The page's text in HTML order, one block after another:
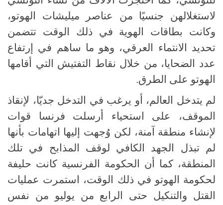
لاستغلالهن جنسيًا من عناصر ميليشات الهوتو،
وكانت بطاقات الهوية في ذلك الوقت تتضمن
تحديد الانتماء العرقي، وهو ما ساهم في إرتفاع
عدد الضحايا، من خلال نقاط التفتيش التي أقامها
الهوتو على الطرق.
لم يتدخل العالم، أو يرغب في التدخل جديّا، لإنقاذ
الموقف، على استحياء أرسلت فرنسا قوات
لإنشاء منطقة آمنة، لكن وُجهت إليها اتهامات بأنها
لم تبذل الجهد الكافي لوقف المذابح في تلك
المنطقة، كما أن الحكومة الفرنسية كانت حليفة
لحكومة الهوتو في ذلك الوقت، استمرت عمليات
القتل والتنكيل حتى الرابع من يوليو من نفس